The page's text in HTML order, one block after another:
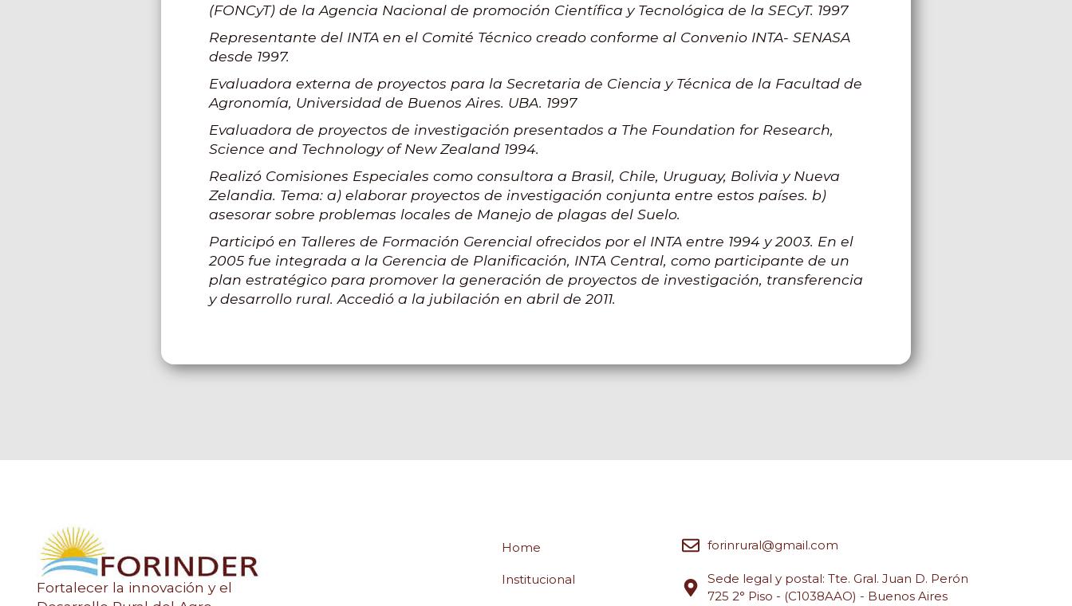
(FONCyT) de la Agencia Nacional de promoción Científica y Tecnológica de la SECyT. 1997
Representante del INTA en el Comité Técnico creado conforme al Convenio INTA- SENASA
desde 1997.
Evaluadora externa de proyectos para la Secretaria de Ciencia y Técnica de la Facultad de
Agronomía, Universidad de Buenos Aires. UBA. 1997
Evaluadora de proyectos de investigación presentados a The Foundation for Research,
Science and Technology of New Zealand 1994.
Realizó Comisiones Especiales como consultora a Brasil, Chile, Uruguay, Bolivia y Nueva
Zelandia. Tema: a) elaborar proyectos de investigación conjunta entre estos países. b)
asesorar sobre problemas locales de Manejo de plagas del Suelo.
Participó en Talleres de Formación Gerencial ofrecidos por el INTA entre 1994 y 2003. En el
2005 fue integrada a la Gerencia de Planificación, INTA Central, como participante de un
plan estratégico para promover la generación de proyectos de investigación, transferencia
y desarrollo rural. Accedió a la jubilación en abril de 2011.
Fortalecer la innovación y el
Home
Institucional
forinrural@gmail.com
Sede legal y postal: Tte. Gral. Juan D. Perón
725 2° Piso - (C1038AAO) - Buenos Aires